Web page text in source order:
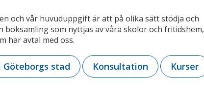
och vår huvuduppgift är att på olika sätt stödja och
som nyttjas av våra skolor och fritidshem,
har avtal med oss.
stad Konsultation Kurser